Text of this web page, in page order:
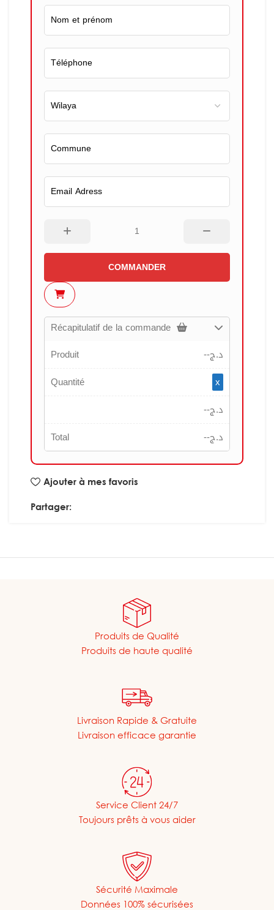
COMMANDER
Récapitulatif de la commande
Produit
--د.ج
Quantité
x
--د.ج
Total
--د.ج
Ajouter à mes favoris
Partager:
Produits de Qualité
Produits de haute qualité
Livraison Rapide & Gratuite
Livraison efficace garantie
Service Client 24/7
Toujours prêts à vous aider
Sécurité Maximale
Données 100% sécurisées